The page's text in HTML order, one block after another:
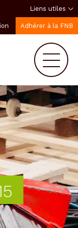
Liens utiles
Adhérer à la FNB